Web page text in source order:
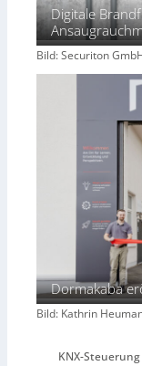
Digitale
Bild: Securiton
Dormakaba
Bild: Kathrin
KNX-